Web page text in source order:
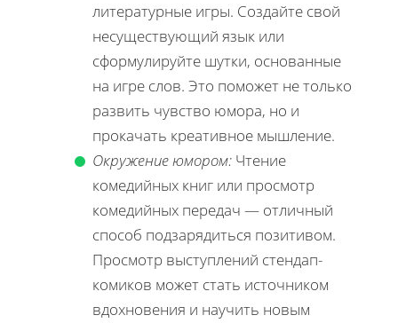
литературные игры. Создайте свой
несуществующий язык или
сформулируйте шутки, основанные
на игре слов. Это поможет не только
развить чувство юмора, но и
прокачать креативное мышление.
Окружение юмором: Чтение
комедийных книг или просмотр
комедийных передач — отличный
способ подзарядиться позитивом.
Просмотр выступлений стендап-
комиков может стать источником
вдохновения и научить новым